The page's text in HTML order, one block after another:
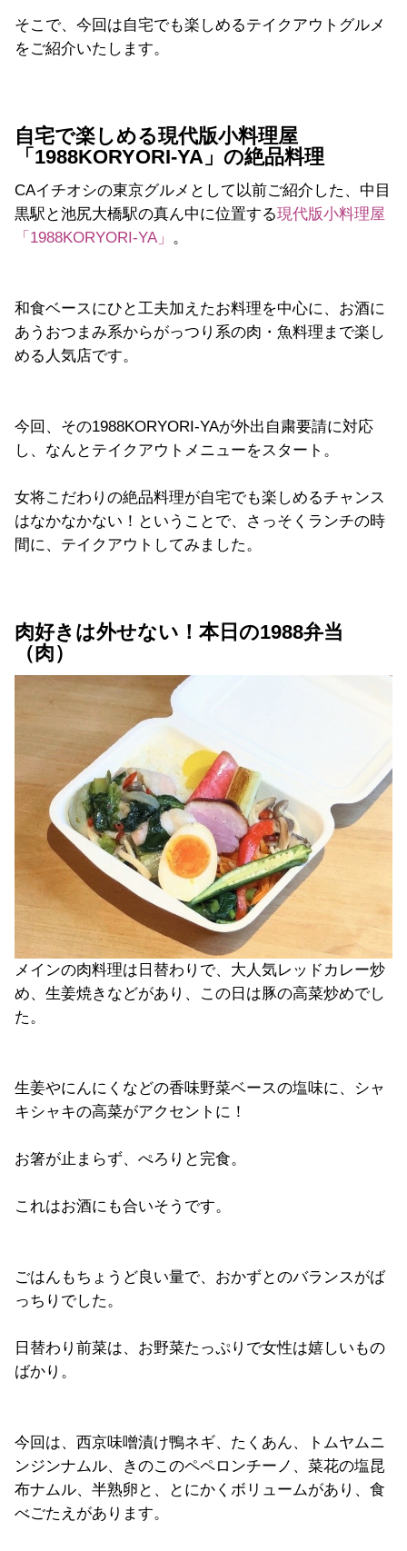
そこで、今回は自宅でも楽しめるテイクアウトグルメ
をご紹介いたします。
自宅で楽しめる現代版小料理屋
「1988KORYORI-YA」の絶品料理
CAイチオシの東京グルメとして以前ご紹介した、中目
黒駅と池尻大橋駅の真ん中に位置する現代版小料理屋
「1988KORYORI-YA」
。
和食ベースにひと工夫加えたお料理を中心に、お酒に
あうおつまみ系からがっつり系の肉・魚料理まで楽し
める人気店です。
今回、その1988KORYORI-YAが外出自粛要請に対応
し、なんとテイクアウトメニューをスタート。
女将こだわりの絶品料理が自宅でも楽しめるチャンス
はなかなかない！ということで、さっそくランチの時
間に、テイクアウトしてみました。
肉好きは外せない！本日の1988弁当
（肉）
メインの肉料理は日替わりで、大人気レッドカレー炒
め、生姜焼きなどがあり、この日は豚の高菜炒めでし
た。
生姜やにんにくなどの香味野菜ベースの塩味に、シャ
キシャキの高菜がアクセントに！
お箸が止まらず、ぺろりと完食。
これはお酒にも合いそうです。
ごはんもちょうど良い量で、おかずとのバランスがば
っちりでした。
日替わり前菜は、お野菜たっぷりで女性は嬉しいもの
ばかり。
今回は、西京味噌漬け鴨ネギ、たくあん、トムヤムニ
ンジンナムル、きのこのペペロンチーノ、菜花の塩昆
布ナムル、半熟卵と、とにかくボリュームがあり、食
べごたえがあります。